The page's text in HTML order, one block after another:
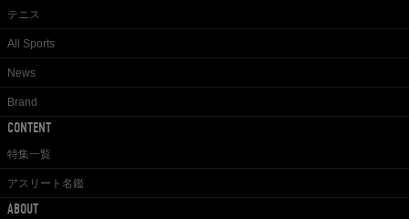
テニス
All Sports
News
Brand
CONTENT
特集一覧
アスリート名鑑
ABOUT